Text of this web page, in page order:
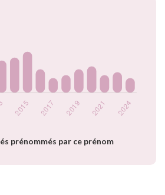
prénommés par ce prénom